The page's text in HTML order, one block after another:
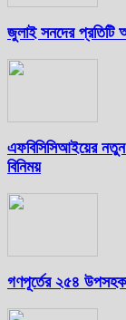
জুলাই সনদের প্রতিটি
এফবিসিসিআইয়ের নতুন
বিনিময়
গণপূর্তের ২৫৪